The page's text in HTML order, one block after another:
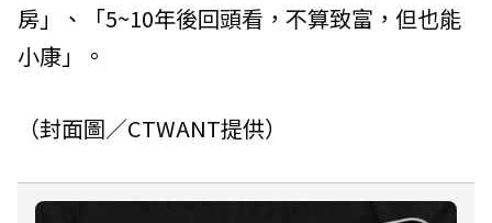
房」、「5~10年後回頭看，不算致富，但也能
小康」。
（封面圖／CTWANT提供）